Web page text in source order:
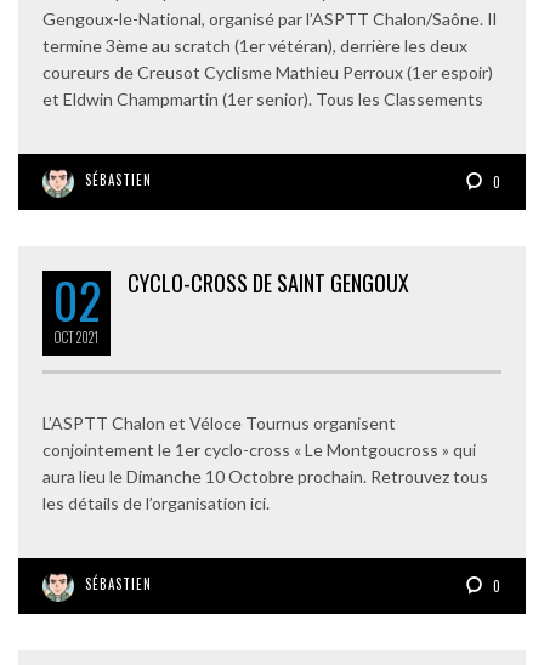
Gengoux-le-National, organisé par l’ASPTT Chalon/Saône. Il
termine 3ème au scratch (1er vétéran), derrière les deux
coureurs de Creusot Cyclisme Mathieu Perroux (1er espoir)
et Eldwin Champmartin (1er senior). Tous les Classements
SÉBASTIEN 0
02
OCT2021
CYCLO-CROSS DE SAINT GENGOUX
L’ASPTT Chalon et Véloce Tournus organisent
conjointement le 1er cyclo-cross « Le Montgoucross » qui
aura lieu le Dimanche 10 Octobre prochain. Retrouvez tous
les détails de l’organisation ici.
SÉBASTIEN 0